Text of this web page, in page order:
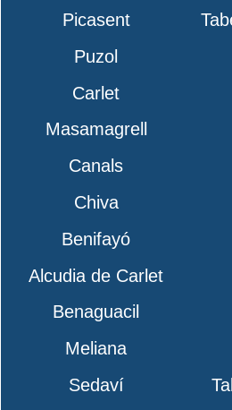
Picasent
Puzol
Carlet
Masamagrell
Canals
Chiva
Benifayó
Alcudia de Carlet
Benaguacil
Meliana
Sedaví